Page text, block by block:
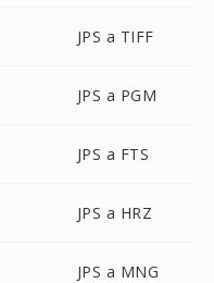
JPS a TIFF
JPS a PGM
JPS a FTS
JPS a HRZ
JPS a MNG